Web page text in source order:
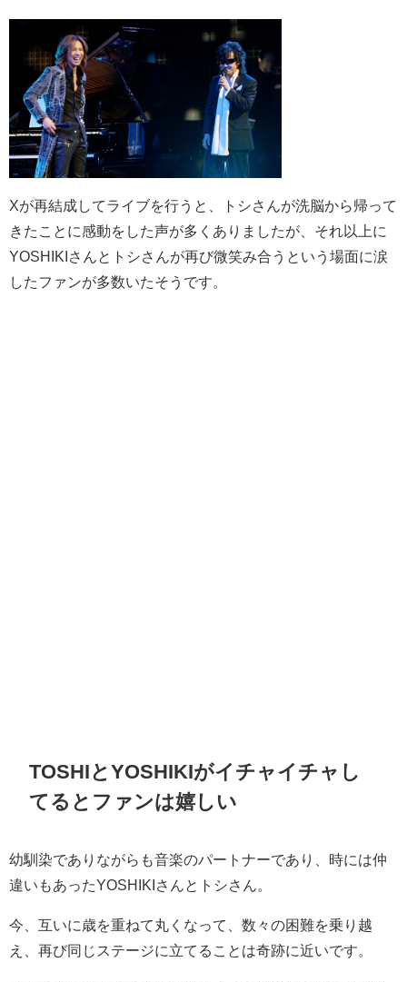
Xが再結成してライブを行うと、トシさんが洗脳から帰って
きたことに感動をした声が多くありましたが、それ以上に
YOSHIKIさんとトシさんが再び微笑み合うという場面に涙
したファンが多数いたそうです。
TOSHIとYOSHIKIがイチャイチャし
てるとファンは嬉しい
幼馴染でありながらも音楽のパートナーであり、時には仲
違いもあったYOSHIKIさんとトシさん。
今、互いに歳を重ねて丸くなって、数々の困難を乗り越
え、再び同じステージに立てることは奇跡に近いです。